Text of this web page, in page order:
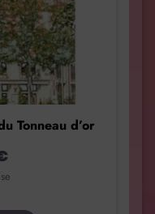
Tonneau d’or